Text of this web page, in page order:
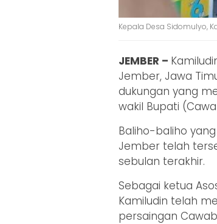
Kepala Desa Sidomulyo,
JEMBER –
Jember, Jawa
dukungan yang
wakil Bupati
Baliho-baliho
Jember telah
sebulan terakhir.
Sebagai ketua
Kamiludin telah
persaingan